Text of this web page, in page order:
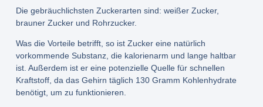
Die gebräuchlichsten Zuckerarten sind: weißer Zucker,
brauner Zucker und Rohrzucker.
Was die Vorteile betrifft, so ist Zucker eine natürlich
vorkommende Substanz, die kalorienarm und lange haltbar
ist. Außerdem ist er eine potenzielle Quelle für schnellen
Kraftstoff, da das Gehirn täglich 130 Gramm Kohlenhydrate
benötigt, um zu funktionieren.